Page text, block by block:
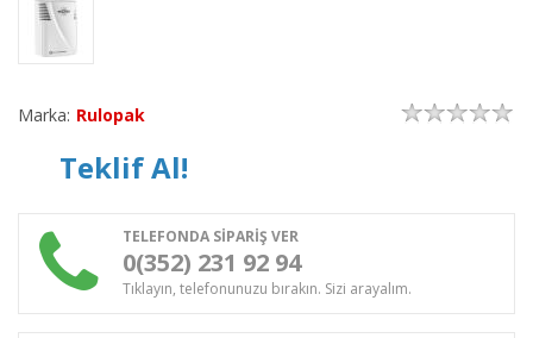
Marka: Rulopak
Teklif Al!
TELEFONDA SİPARİŞ VER
0(352) 231 92 94
Tıklayın, telefonunuzu bırakın. Sizi arayalım.